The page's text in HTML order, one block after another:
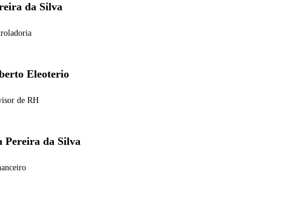
da Silva
Eleoterio
de RH
Pereira da Silva